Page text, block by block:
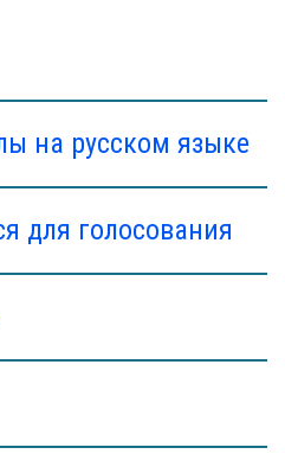
на русском языке
для голосования